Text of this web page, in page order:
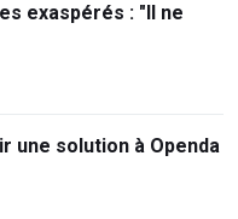
exaspérés : "Il ne
une solution à Openda